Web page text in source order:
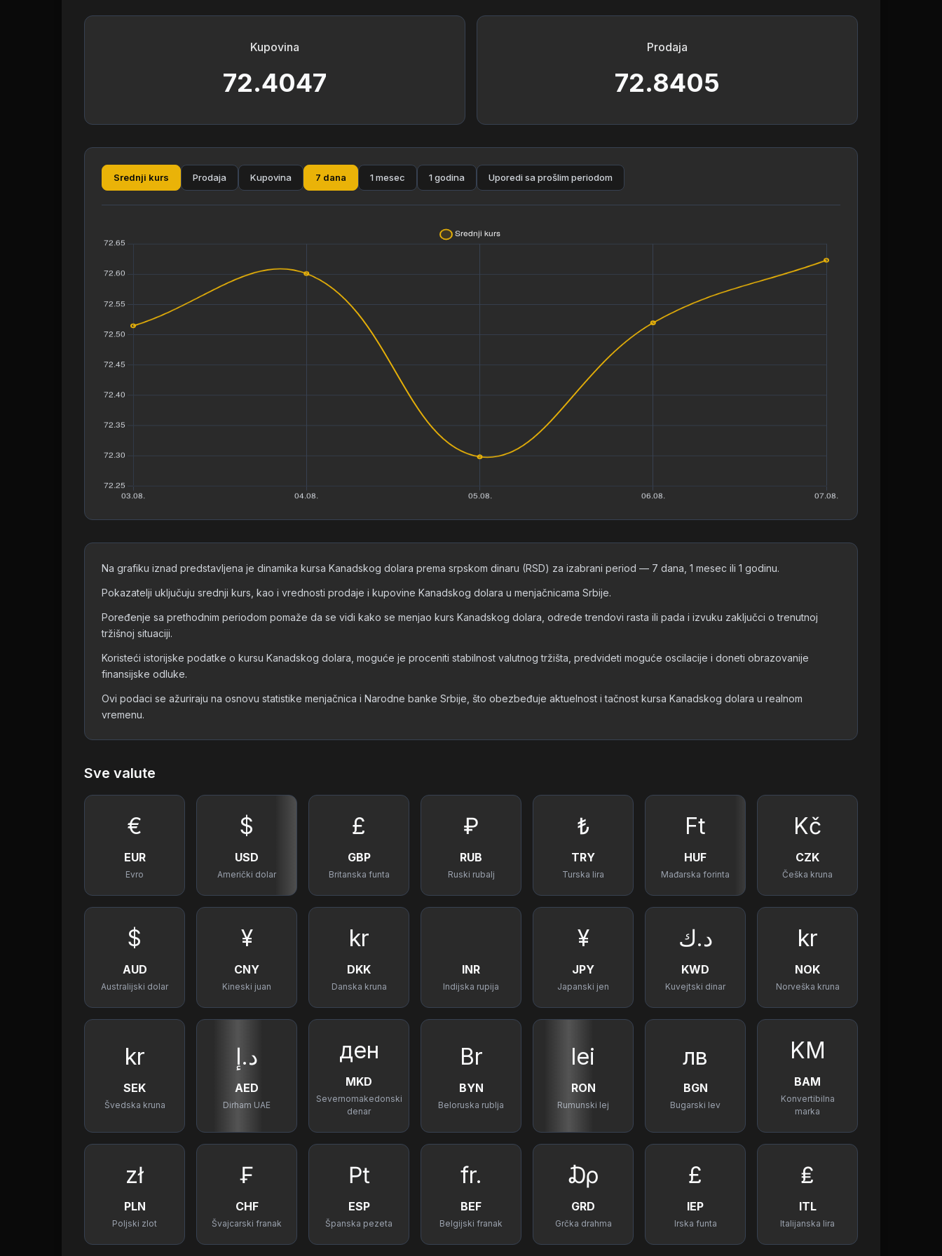
Kupovina
72.4047
Prodaja
72.8405
Srednji kurs Prodaja Kupovina 7 dana 1 mesec 1 godina Uporedi sa prošlim periodom
Na grafiku iznad predstavljena je dinamika kursa Kanadskog dolara prema srpskom dinaru (RSD) za izabrani period — 7 dana, 1 mesec ili 1 godinu.
Pokazatelji uključuju srednji kurs, kao i vrednosti prodaje i kupovine Kanadskog dolara u menjačnicama Srbije.
Poređenje sa prethodnim periodom pomaže da se vidi kako se menjao kurs Kanadskog dolara, odrede trendovi rasta ili pada i izvuku zaključci o trenutnoj
tržišnoj situaciji.
Koristeći istorijske podatke o kursu Kanadskog dolara, moguće je proceniti stabilnost valutnog tržišta, predvideti moguće oscilacije i doneti obrazovanije
finansijske odluke.
Ovi podaci se ažuriraju na osnovu statistike menjačnica i Narodne banke Srbije, što obezbeđuje aktuelnost i tačnost kursa Kanadskog dolara u realnom
vremenu.
Sve valute
€
EUR
Evro
$
USD
Američki dolar
£
GBP
Britanska funta
₽
RUB
Ruski rubalj
₺
TRY
Turska lira
Ft
HUF
Mađarska forinta
Kč
CZK
Češka kruna
$
AUD
Australijski dolar
¥
CNY
Kineski juan
kr
DKK
Danska kruna
INR
Indijska rupija
¥
JPY
Japanski jen
د.ك
KWD
Kuvejtski dinar
kr
NOK
Norveška kruna
kr
SEK
Švedska kruna
د.إ
AED
Dirham UAE
ден
MKD
Severnomakedonski
denar
Br
BYN
Beloruska rublja
lei
RON
Rumunski lej
лв
BGN
Bugarski lev
KM
BAM
Konvertibilna
marka
zł
PLN
Poljski zlot
₣
CHF
Švajcarski franak
₧
ESP
Španska pezeta
fr.
BEF
Belgijski franak
₯
GRD
Grčka drahma
£
IEP
Irska funta
₤
ITL
Italijanska lira